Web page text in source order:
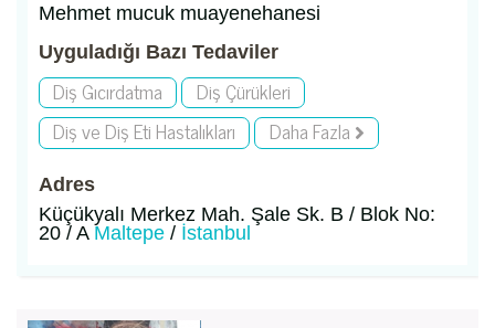
Mehmet mucuk muayenehanesi
Uyguladığı Bazı Tedaviler
Diş Gıcırdatma
Diş Çürükleri
Diş ve Diş Eti Hastalıkları
Daha Fazla
Adres
Küçükyalı Merkez Mah. Şale Sk. B / Blok No:
20 / A Maltepe / İstanbul